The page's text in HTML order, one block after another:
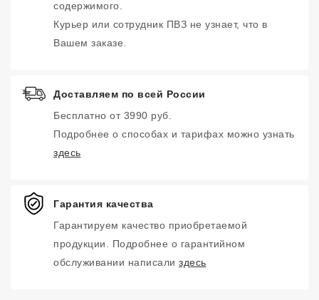
содержимого.
Курьер или сотрудник ПВЗ не узнает, что в
Вашем заказе.
Доставляем по всей России
Бесплатно от 3990 руб.
Подробнее о способах и тарифах можно узнать
здесь
Гарантия качества
Гарантируем качество приобретаемой
продукции. Подробнее о гарантийном
обслуживании написали здесь